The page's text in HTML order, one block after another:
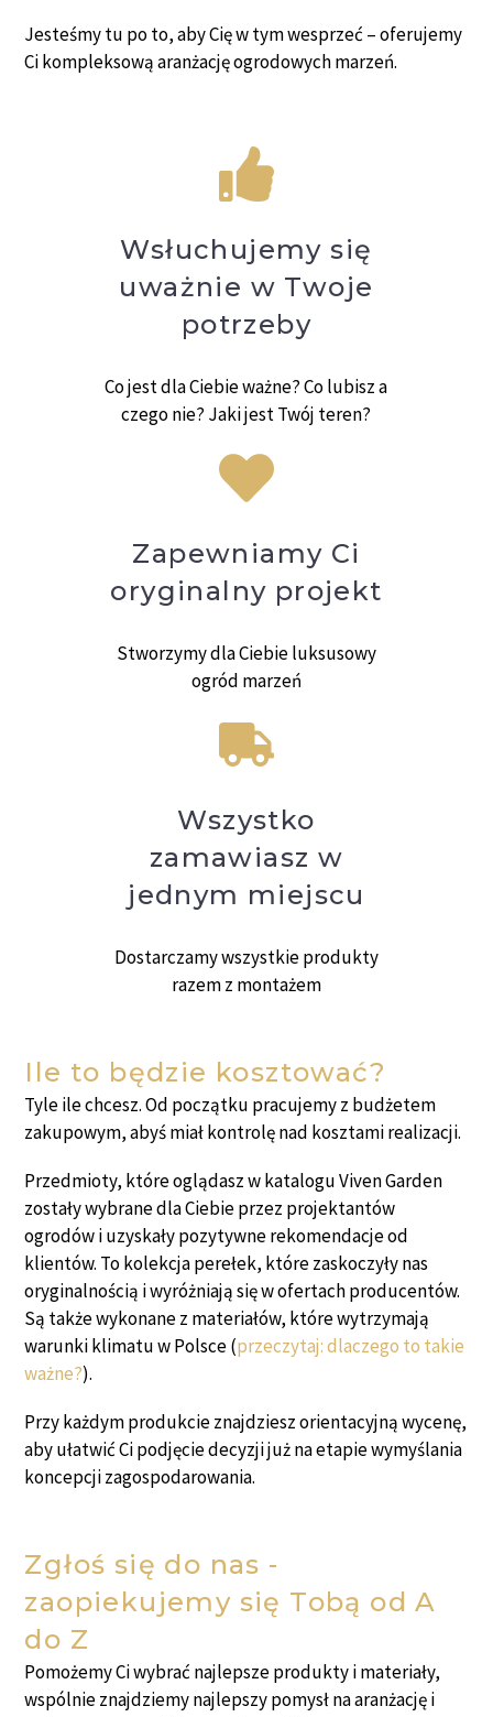
Jesteśmy tu po to, aby Cię w tym wesprzeć – oferujemy
Ci kompleksową aranżację ogrodowych marzeń.
Wsłuchujemy się
uważnie w Twoje
potrzeby
Co jest dla Ciebie ważne? Co lubisz a
czego nie? Jaki jest Twój teren?
Zapewniamy Ci
oryginalny projekt
Stworzymy dla Ciebie luksusowy
ogród marzeń
Wszystko
zamawiasz w
jednym miejscu
Dostarczamy wszystkie produkty
razem z montażem
Ile to będzie kosztować?
Tyle ile chcesz. Od początku pracujemy z budżetem
zakupowym, abyś miał kontrolę nad kosztami realizacji.
Przedmioty, które oglądasz w katalogu Viven Garden
zostały wybrane dla Ciebie przez projektantów
ogrodów i uzyskały pozytywne rekomendacje od
klientów. To kolekcja perełek, które zaskoczyły nas
oryginalnością i wyróżniają się w ofertach producentów.
Są także wykonane z materiałów, które wytrzymają
warunki klimatu w Polsce (przeczytaj: dlaczego to takie
ważne?).
Przy każdym produkcie znajdziesz orientacyjną wycenę,
aby ułatwić Ci podjęcie decyzji już na etapie wymyślania
koncepcji zagospodarowania.
Zgłoś się do nas -
zaopiekujemy się Tobą od A
do Z
Pomożemy Ci wybrać najlepsze produkty i materiały,
wspólnie znajdziemy najlepszy pomysł na aranżację i